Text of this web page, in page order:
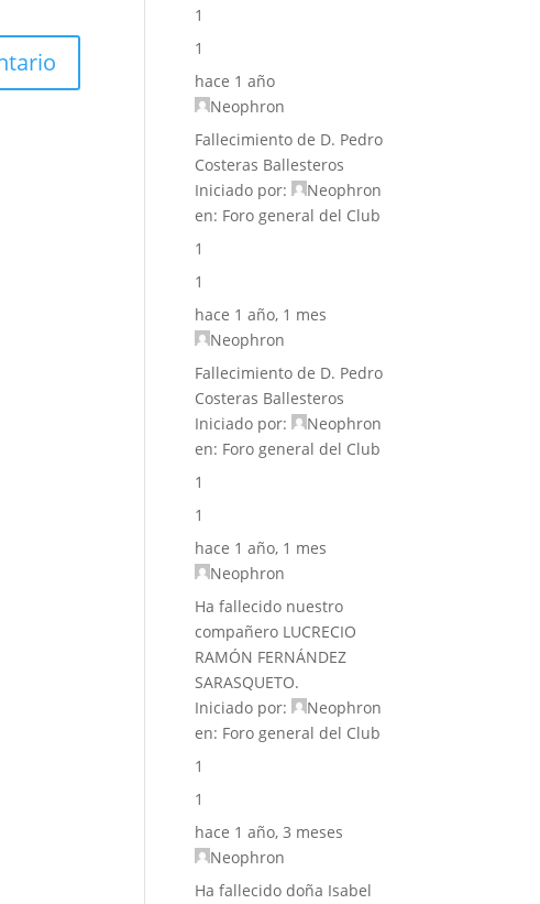
1
1
hace 1 año
Neophron
Fallecimiento de D. Pedro
Costeras Ballesteros
Iniciado por:
Neophron
en: Foro general del Club
1
1
hace 1 año, 1 mes
Neophron
Fallecimiento de D. Pedro
Costeras Ballesteros
Iniciado por:
Neophron
en: Foro general del Club
1
1
hace 1 año, 1 mes
Neophron
Ha fallecido nuestro
compañero LUCRECIO
RAMÓN FERNÁNDEZ
SARASQUETO.
Iniciado por:
Neophron
en: Foro general del Club
1
1
hace 1 año, 3 meses
Neophron
Ha fallecido doña Isabel